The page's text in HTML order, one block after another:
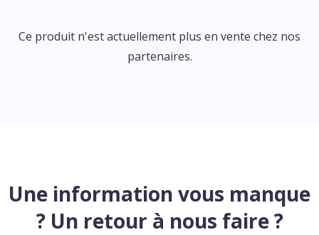
Ce produit n'est actuellement plus en vente chez nos
partenaires.
Une information vous manque
? Un retour à nous faire ?